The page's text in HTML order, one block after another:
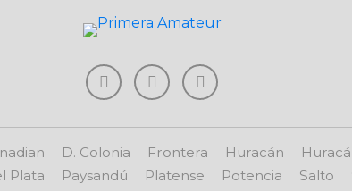
D. Colonia Frontera Huracán
Plata
Paysandú Platense Potencia Salto